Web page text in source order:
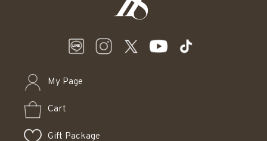
My Page
Cart
Gift Package